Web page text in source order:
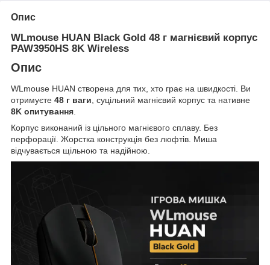
Опис
WLmouse HUAN Black Gold 48 г магнієвий корпус
PAW3950HS 8K Wireless
Опис
WLmouse HUAN створена для тих, хто грає на швидкості. Ви
отримуєте 48 г ваги, суцільний магнієвий корпус та нативне
8K опитування.
Корпус виконаний із цільного магнієвого сплаву. Без
перфорації. Жорстка конструкція без люфтів. Миша
відчувається щільною та надійною.